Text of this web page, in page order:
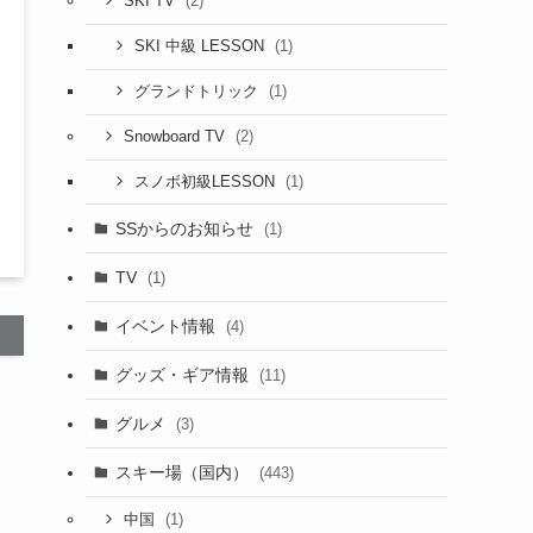
SKI 中級 LESSON (1)
グランドトリック (1)
Snowboard TV (2)
スノボ初級LESSON (1)
SSからのお知らせ (1)
TV (1)
イベント情報 (4)
グッズ・ギア情報 (11)
グルメ (3)
スキー場（国内） (443)
中国 (1)